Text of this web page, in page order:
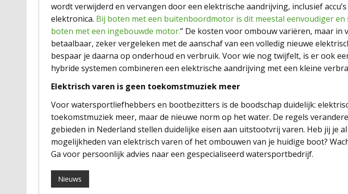
wordt verwijderd en vervangen door een elektrische aandrijving, inclusief
elektronica. Bij boten met een buitenboordmotor is dit meestal eenvoudiger en
boten met een ingebouwde motor.” De kosten voor ombouw variëren, maar in
betaalbaar, zeker vergeleken met de aanschaf van een volledig nieuwe
bespaar je daarna op onderhoud en verbruik. Voor wie nog twijfelt, is er ook
hybride systemen combineren een elektrische aandrijving met een kleine
Elektrisch varen is geen toekomstmuziek meer
Voor watersportliefhebbers en bootbezitters is de boodschap duidelijk:
toekomstmuziek meer, maar de nieuwe norm op het water. De regels
gebieden in Nederland stellen duidelijke eisen aan uitstootvrij varen. Heb jij je
mogelijkheden van elektrisch varen of het ombouwen van je huidige boot?
Ga voor persoonlijk advies naar een gespecialiseerd watersportbedrijf.
Nieuws